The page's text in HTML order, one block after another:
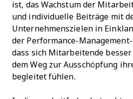
ist, das Wachstum der
und individuelle Beiträge mit
Unternehmenszielen in
der Performance-
dass sich Mitarbeitende
dem Weg zur Ausschöpfung
begleitet fühlen.